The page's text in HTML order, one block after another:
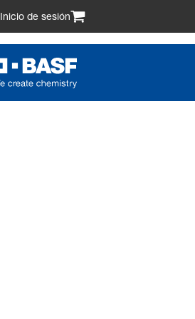
Inicio de sesión